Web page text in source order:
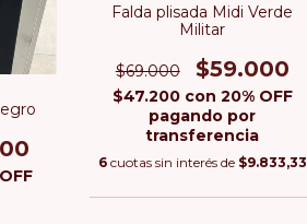
Falda plisada Midi Verde
Militar
$69.000 $59.000
$47.200 con 20% OFF
pagando por
transferencia
6 cuotas sin interés de $9.833,33